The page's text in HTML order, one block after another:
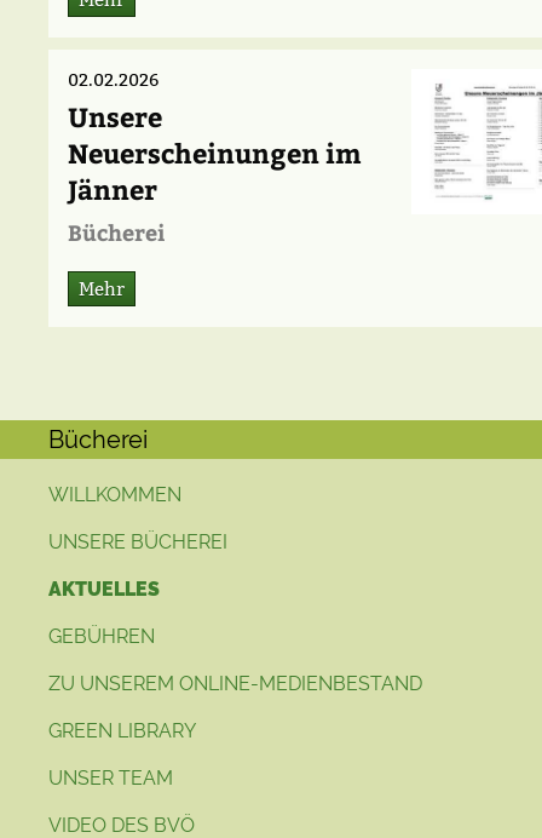
02.02.2026
Unsere
Neuerscheinungen im
Jänner
Bücherei
Mehr
Bücherei
WILLKOMMEN
UNSERE BÜCHEREI
AKTUELLES
GEBÜHREN
ZU UNSEREM ONLINE-MEDIENBESTAND
GREEN LIBRARY
UNSER TEAM
VIDEO DES BVÖ